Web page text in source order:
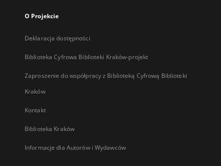
O Projekcie
Deklaracja dostępności
Biblioteka Cyfrowa Biblioteki Kraków-projekt
Zaproszenie do współpracy z Biblioteką Cyfrową Biblioteki
Kraków
Kontakt
Biblioteka Kraków
Informacje dla Autorów i Wydawców